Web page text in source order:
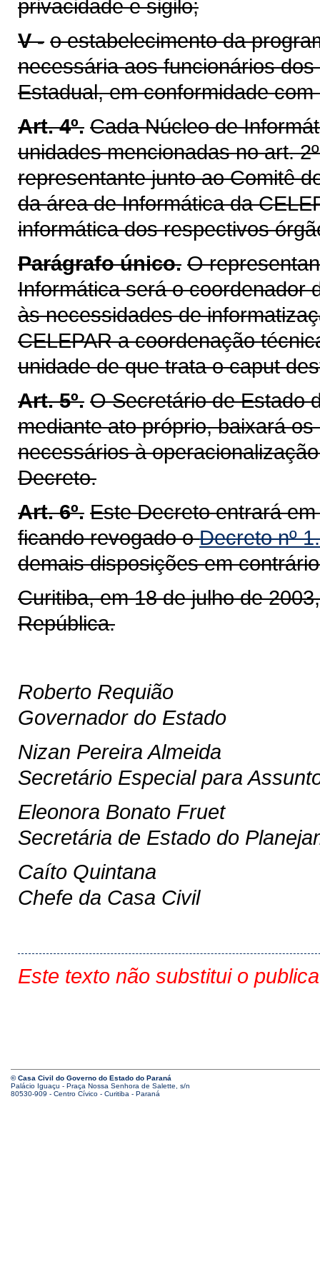
privacidade e sigilo;
V - o estabelecimento da
necessária aos funcionários
Estadual, em conformidade
Art. 4º. Cada Núcleo de
unidades mencionadas no art.
representante junto ao Comitê
da área de Informática da
informática dos respectivos
Parágrafo único. O
Informática será o coordenador
às necessidades de
CELEPAR a coordenação
unidade de que trata o caput
Art. 5º. O Secretário de Estado
mediante ato próprio, baixará
necessários à
Decreto.
Art. 6º. Este Decreto entrará
ficando revogado oDecreto nº
demais disposições em
Curitiba, em 18 de julho de
República.
Roberto Requião
Governador do Estado
Nizan Pereira Almeida
Secretário Especial para
Eleonora Bonato Fruet
Secretária de Estado do
Caíto Quintana
Chefe da Casa Civil
Este texto não substitui o
© Casa Civil do Governo do Estado do Paraná
Palácio Iguaçu - Praça Nossa Senhora de Salette, s/n
80530-909 - Centro Cívico - Curitiba - Paraná